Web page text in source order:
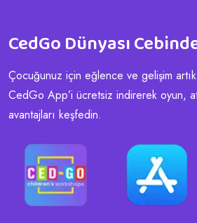
CedGo Dünyası
Çocuğunuz için eğlence ve gelişim
CedGo App’i ücretsiz indirerek oyun,
avantajları keşfedin.